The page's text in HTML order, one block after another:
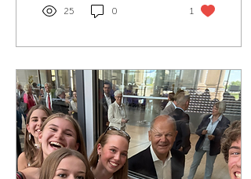
und Schüler unserer Q12
bei einer Exkursion zum
Rahmen des
Geographieunterrichts
erkundeten sie die
Region und erfuhren, wie
der frühere
Braunkohletagebau durch
gezielte Renaturierung in
eine attraktive
25 0 1